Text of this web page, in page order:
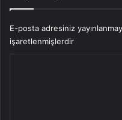
E-posta adresiniz
işaretlenmişlerdir